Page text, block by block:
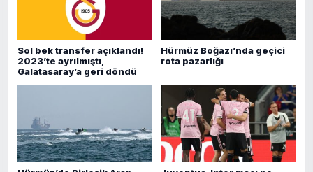
Sol bek transfer açıklandı!
2023’te ayrılmıştı,
Galatasaray’a geri döndü
Hürmüz Boğazı’nda geçici
rota pazarlığı